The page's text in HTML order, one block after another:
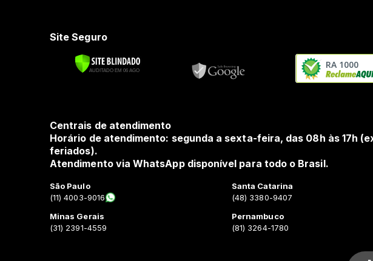
Site Seguro
RA 1000
Centrais de atendimento
Horário de atendimento: segunda a sexta-feira, das 08h às 17h
feriados).
Atendimento via WhatsApp disponível para todo o Brasil.
São Paulo
(11) 4003-9016
Minas Gerais
(31) 2391-4559
Santa Catarina
(48) 3380-9407
Pernambuco
(81) 3264-1780